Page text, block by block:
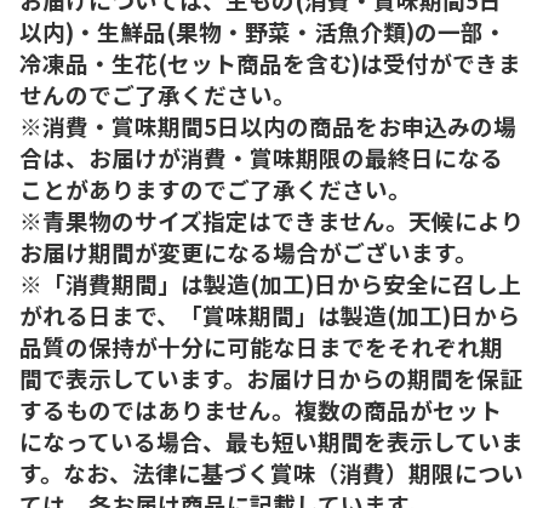
以内)・生鮮品(果物・野菜・活魚介類)の一部・
冷凍品・生花(セット商品を含む)は受付ができま
せんのでご了承ください。
※消費・賞味期間5日以内の商品をお申込みの場
合は、お届けが消費・賞味期限の最終日になる
ことがありますのでご了承ください。
※青果物のサイズ指定はできません。天候により
お届け期間が変更になる場合がございます。
※「消費期間」は製造(加工)日から安全に召し上
がれる日まで、「賞味期間」は製造(加工)日から
品質の保持が十分に可能な日までをそれぞれ期
間で表示しています。お届け日からの期間を保証
するものではありません。複数の商品がセット
になっている場合、最も短い期間を表示していま
す。なお、法律に基づく賞味（消費）期限につい